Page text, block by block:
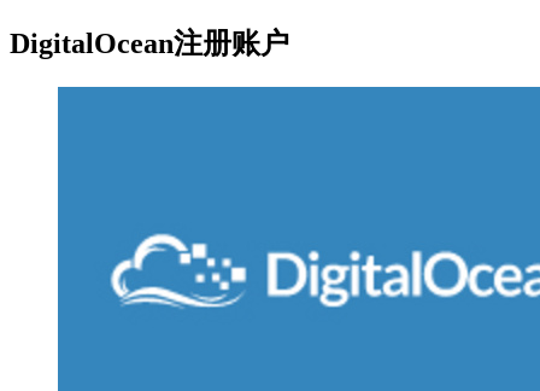
DigitalOcean注册账户